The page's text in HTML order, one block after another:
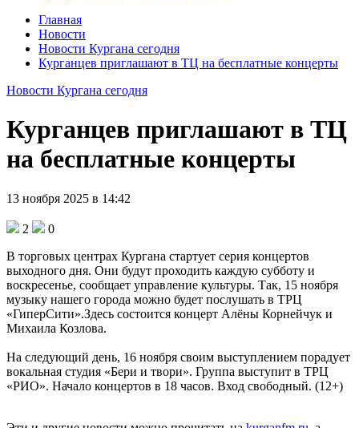
Главная
Новости
Новости Кургана сегодня
Курганцев приглашают в ТЦ на бесплатные концерты
Новости Кургана сегодня
Курганцев приглашают в ТЦ
на бесплатные концерты
13 ноября 2025 в 14:42
2
0
В торговых центрах Кургана стартует серия концертов
выходного дня. Они будут проходить каждую субботу и
воскресенье, сообщает управление культуры. Так, 15 ноября
музыку нашего города можно будет послушать в ТРЦ
«ГиперСити».Здесь состоится концерт Алёны Корнейчук и
Михаила Козлова.
На следующий день, 16 ноября своим выступлением порадует
вокальная студия «Бери и твори». Группа выступит в ТРЦ
«РИО». Начало концертов в 18 часов. Вход свободный. (12+)